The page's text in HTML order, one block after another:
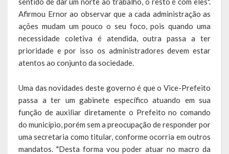
A História da Comunidade Evangélica de Confissão Luterana no
Brasil de Lagoa dos Três Cantos
A história marcante do Grêmio Esportivo Lagoense: uma história
de paixão e muitas conquistas
A História da Praça da Lagoa
A História da Igreja Adventista do Sétimo Dia
A História da Comunidade Católica Nossa Senhora da Assunção
de Linha Glória
Afirmou Ernor ao observar que a cada administração as
ações mudam um pouco o seu foco, pois quando uma
necessidade coletiva é atendida, outra passa a ter
prioridade e por isso os administradores devem estar
atentos ao conjunto da sociedade.
Uma das novidades deste governo é que o Vice-Prefeito
passa a ter um gabinete específico atuando em sua
função de auxiliar diretamente o Prefeito no comando
do município, porém sem a preocupação de responder por
uma secretaria como titular, conforme ocorria em outros
mandatos. "Desta forma vou poder atuar no macro da